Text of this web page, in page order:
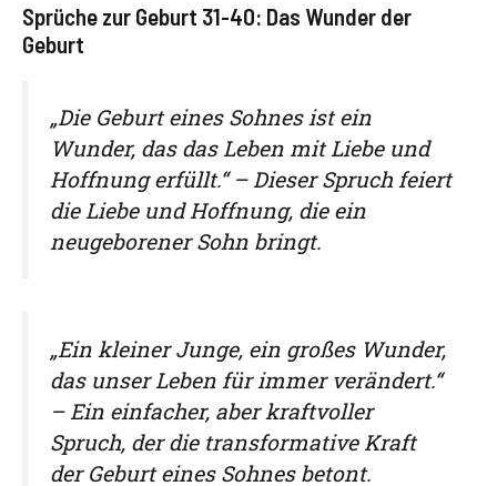
Sprüche zur Geburt 31-40: Das Wunder der
Geburt
„Die Geburt eines Sohnes ist ein
Wunder, das das Leben mit Liebe und
Hoffnung erfüllt.“ – Dieser Spruch feiert
die Liebe und Hoffnung, die ein
neugeborener Sohn bringt.
„Ein kleiner Junge, ein großes Wunder,
das unser Leben für immer verändert.“
– Ein einfacher, aber kraftvoller
Spruch, der die transformative Kraft
der Geburt eines Sohnes betont.